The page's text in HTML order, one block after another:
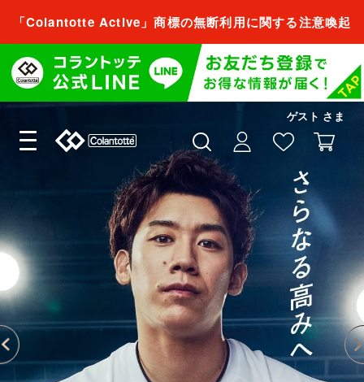
「Colantotte Active」商標の無断利用に関する注意喚起
ゲスト さま
会員登録すれば、
商品をお気に入り登録できるようになります。
会員登録／ログイン
閉じる
会員登録すれば、
商品をお気に入り登録できるようになります。
閉じる